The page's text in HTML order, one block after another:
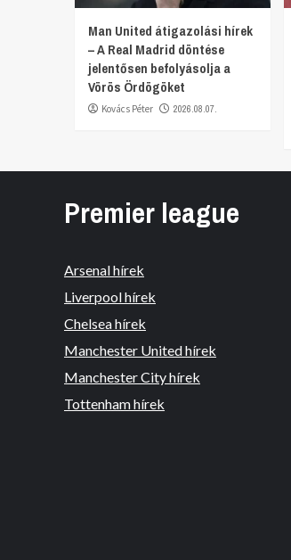
Man United átigazolási hírek
– A Real Madrid döntése
jelentősen befolyásolja a
Vörös Ördögöket
Kovács Péter 2026.08.07.
Premier league
Arsenal hírek
Liverpool hírek
Chelsea hírek
Manchester United hírek
Manchester City hírek
Tottenham hírek